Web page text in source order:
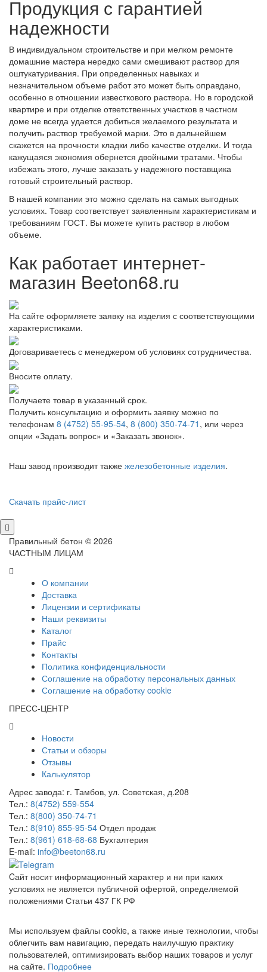
Продукция с гарантией
надежности
В индивидуальном строительстве и при мелком ремонте
домашние мастера нередко сами смешивают раствор для
оштукатуривания. При определенных навыках и
незначительном объеме работ это может быть оправдано,
особенно в отношении известкового раствора. Но в городской
квартире и при отделке ответственных участков в частном
доме не всегда удается добиться желаемого результата и
получить раствор требуемой марки. Это в дальнейшем
скажется на прочности кладки либо качестве отделки. И тогда
кажущаяся экономия обернется двойными тратами. Чтобы
избежать этого, лучше заказать у надежного поставщика
готовый строительный раствор.
В нашей компании это можно сделать на самых выгодных
условиях. Товар соответствует заявленным характеристикам и
требованиям ГОСТ. Вы можете купить раствор в любом
объеме.
Как работает интернет-
магазин Beeton68.ru
На сайте оформляете заявку на изделия с соответствующими
характеристиками.
Договариваетесь с менеджером об условиях сотрудничества.
Вносите оплату.
Получаете товар в указанный срок.
Получить консультацию и оформить заявку можно по
телефонам 8 (4752) 55-95-54, 8 (800) 350-74-71 , или через
опции «Задать вопрос» и «Заказать звонок».
Наш завод производит также железобетонные изделия.
Скачать прайс-лист
Правильный бетон © 2026
ЧАСТНЫМ ЛИЦАМ
О компании
Доставка
Лицензии и сертификаты
Наши реквизиты
Каталог
Прайс
Контакты
Политика конфиденциальности
Соглашение на обработку персональных данных
Соглашение на обработку cookie
ПРЕСС-ЦЕНТР
Новости
Статьи и обзоры
Отзывы
Калькулятор
Адрес завода: г. Тамбов, ул. Советская, д.208
Тел.: 8(4752) 559-554
Тел.: 8(800) 350-74-71
Тел.: 8(910) 855-95-54 Отдел продаж
Тел.: 8(961) 618-68-68 Бухгалтерия
E-mail: info@beeton68.ru
Cайт носит информационный характер и ни при каких
условиях не является публичной офертой, определяемой
положениями Статьи 437 ГК РФ
Мы используем файлы cookie, а также иные технологии, чтобы
облегчить вам навигацию, передать наилучшую практику
пользователей, оптимизировать выбор наших товаров и услуг
на сайте. Подробнее